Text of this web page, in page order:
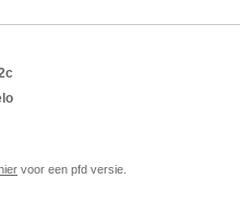
hier voor een pfd versie.